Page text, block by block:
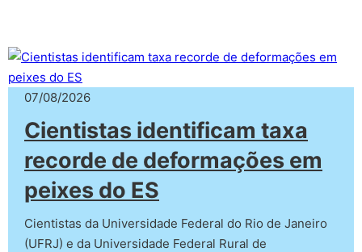
07/08/2026
Cientistas identificam taxa
recorde de deformações em
peixes do ES
Cientistas da Universidade Federal do Rio de Janeiro
(UFRJ) e da Universidade Federal Rural de